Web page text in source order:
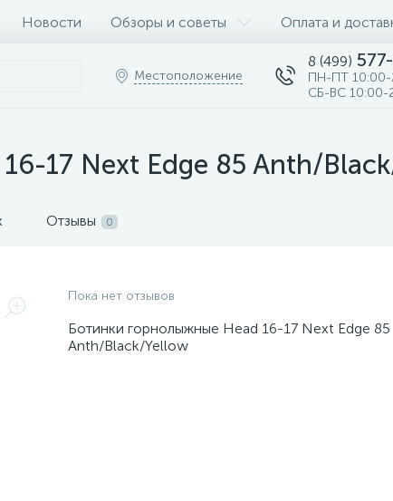
Новости Обзоры и советы Оплата и
Местоположение
8 (499)
ПН-ПТ 10:00-
СБ-ВС 10:00-
17 Next Edge 85 Anth/
Отзывы 0
Пока нет отзывов
Ботинки горнолыжные Head 16-17 Next Edge 85
Anth/Black/Yellow